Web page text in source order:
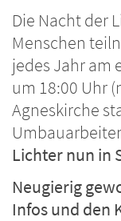
Die Nacht der
Menschen
jedes Jahr am
um 18:00 Uhr
Agneskirche
Lichter nun in
Neugierig
Infos und den